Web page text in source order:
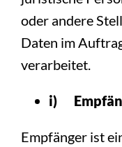
oder andere
Daten im
verarbeitet.
i)
Empfänger ist